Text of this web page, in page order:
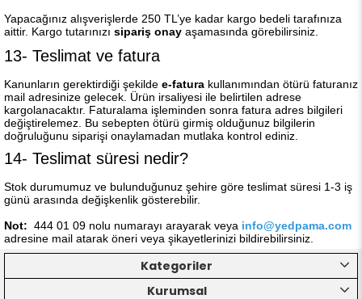
Yapacağınız alışverişlerde 250 TL’ye kadar kargo bedeli tarafınıza
aittir. Kargo tutarınızı sipariş onay aşamasında görebilirsiniz.
13- Teslimat ve fatura
Kanunların gerektirdiği şekilde e-fatura kullanımından ötürü faturanız
mail adresinize gelecek. Ürün irsaliyesi ile belirtilen adrese
kargolanacaktır. Faturalama işleminden sonra fatura adres bilgileri
değiştirelemez. Bu sebepten ötürü girmiş olduğunuz bilgilerin
doğruluğunu siparişi onaylamadan mutlaka kontrol ediniz.
14- Teslimat süresi nedir?
Stok durumumuz ve bulunduğunuz şehire göre teslimat süresi 1-3 iş
günü arasında değişkenlik gösterebilir.
Not: 444 01 09 nolu numarayı arayarak veya info@yedpama.com
adresine mail atarak öneri veya şikayetlerinizi bildirebilirsiniz.
Kategoriler
Kurumsal